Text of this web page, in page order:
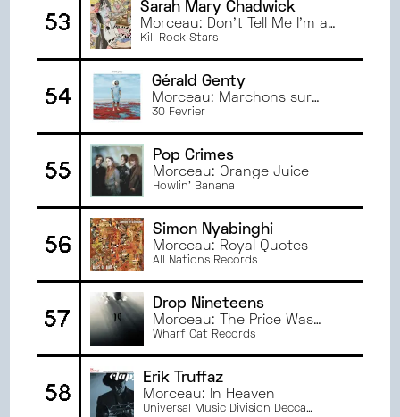
53
Sarah Mary Chadwick
Morceau: Don’t Tell Me I'm a
Good Friend
Kill Rock Stars
54
Gérald Genty
Morceau: Marchons sur
mars
30 Fevrier
55
Pop Crimes
Morceau: Orange Juice
Howlin' Banana
56
Simon Nyabinghi
Morceau: Royal Quotes
All Nations Records
57
Drop Nineteens
Morceau: The Price Was
High
Wharf Cat Records
58
Erik Truffaz
Morceau: In Heaven
Universal Music Division Decca